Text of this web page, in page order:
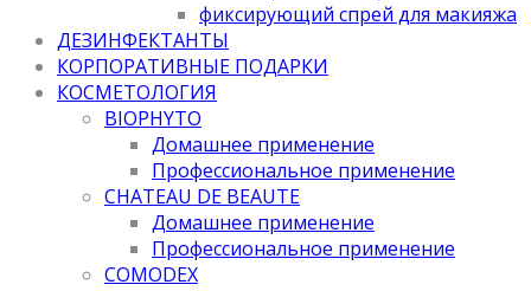
фиксирующий спрей для макияжа
ДЕЗИНФЕКТАНТЫ
КОРПОРАТИВНЫЕ ПОДАРКИ
КОСМЕТОЛОГИЯ
BIOPHYTO
Домашнее применение
Профессиональное применение
CHATEAU DE BEAUTE
Домашнее применение
Профессиональное применение
COMODEX